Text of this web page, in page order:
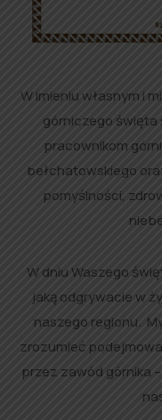
W imieniu własnym i
górniczego święta
pracownikom
bełchatowskiego
pomyślności,
W dniu Waszego
jaką odgrywacie w
naszego regionu.
zrozumieć
przez zawód górnika